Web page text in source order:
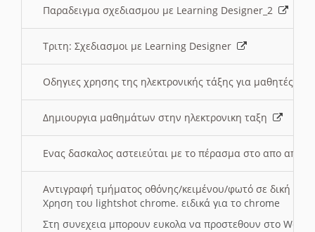
Παραδειγμα σχεδιασμου με Learning Designer_2
Τριτη: Σχεδιασμοι με Learning Designer
Οδηγιες χρησης της ηλεκτρονικής τάξης για μαθητές
Δημιουργια μαθημάτων στην ηλεκτρονικη ταξη
Ενας δασκαλος αστειεύται με το πέρασμα στο απο
Αντιγραφή τμήματος οθόνης/κειμένου/φωτό σε δική
Χρηση του lightshot chrome. ειδικά για το chrome
Στη συνεχεια μπορουν ευκολα να προστεθουν στο Word